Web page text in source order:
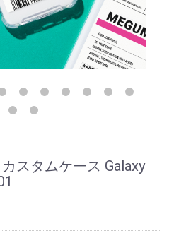
スタムケース Galaxy